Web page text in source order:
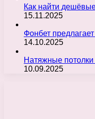
Как найти
15.11.2025
Фонбет
14.10.2025
Натяжные
10.09.2025